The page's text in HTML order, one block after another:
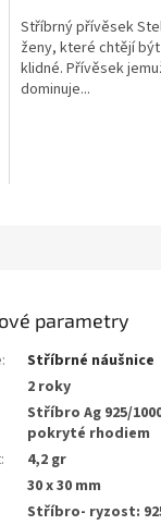
Stříbrný přívěsek
ženy, které chtějí
klidné. Přívěsek
dominuje...
parametry
:
Stříbrné náušnice
2 roky
Stříbro Ag 925/
pokryté rhodiem
:
4,2 gr
30 x 30 mm
Stříbro- ryzost: